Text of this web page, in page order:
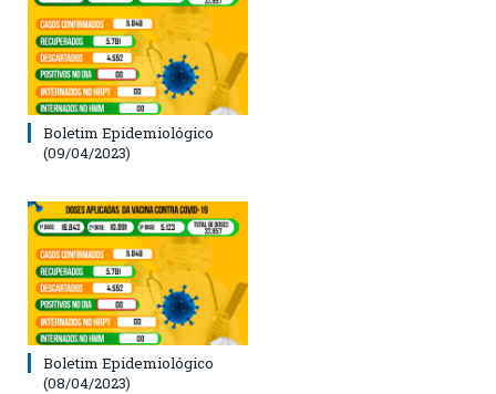
Boletim Epidemiológico
(09/04/2023)
Boletim Epidemiológico
(08/04/2023)